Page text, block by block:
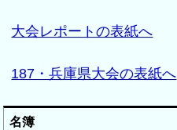
大会レポートの表紙へ
187・兵庫県大会の表紙へ
名簿